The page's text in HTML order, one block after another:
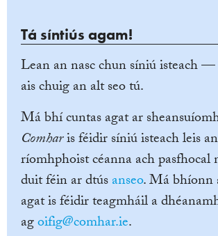
Tá síntiús agam!
Lean an nasc chun síniú isteach
ais chuig an alt seo tú.
Má bhí cuntas agat ar
Comharis féidir síniú isteach leis
ríomhphoist céanna ach pasfhocal
duit féin ar dtúsanseo. Má bhíonn
agat is féidir teagmháil a
agoifig@comhar.ie.